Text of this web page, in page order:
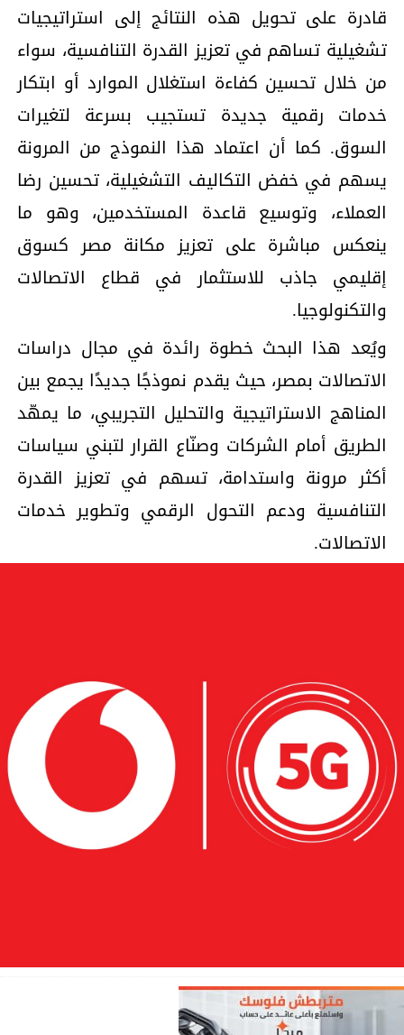
قادرة على تحويل هذه النتائج إلى استراتيجيات
تشغيلية تساهم في تعزيز القدرة التنافسية، سواء
من خلال تحسين كفاءة استغلال الموارد أو ابتكار
خدمات رقمية جديدة تستجيب بسرعة لتغيرات
السوق. كما أن اعتماد هذا النموذج من المرونة
يسهم في خفض التكاليف التشغيلية، تحسين رضا
العملاء، وتوسيع قاعدة المستخدمين، وهو ما
ينعكس مباشرة على تعزيز مكانة مصر كسوق
إقليمي جاذب للاستثمار في قطاع الاتصالات
والتكنولوجيا.
ويُعد هذا البحث خطوة رائدة في مجال دراسات
الاتصالات بمصر، حيث يقدم نموذجًا جديدًا يجمع بين
المناهج الاستراتيجية والتحليل التجريبي، ما يمهّد
الطريق أمام الشركات وصنّاع القرار لتبني سياسات
أكثر مرونة واستدامة، تسهم في تعزيز القدرة
التنافسية ودعم التحول الرقمي وتطوير خدمات
الاتصالات.